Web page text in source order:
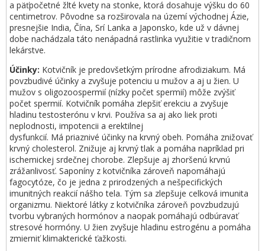
a päťpočetné žlté kvety na stonke, ktorá dosahuje výšku do 60
centimetrov. Pôvodne sa rozširovala na území východnej Ázie,
presnejšie India, Čína, Srí Lanka a Japonsko, kde už v dávnej
dobe nachádzala táto nenápadná rastlinka využitie v tradičnom
lekárstve.
Účinky: Kotvičník je predovšetkým prírodne afrodiziakum. Má
povzbudivé účinky a zvyšuje potenciu u mužov a aj u žien. U
mužov s oligozoospermií (nízky počet spermií) môže zvýšiť
počet spermií. Kotvičník pomáha zlepšiť erekciu a zvyšuje
hladinu testosterónu v krvi. Používa sa aj ako liek proti
neplodnosti, impotencii a erektilnej
dysfunkcií. Má priaznivé účinky na krvný obeh. Pomáha znižovať
krvný cholesterol. Znižuje aj krvný tlak a pomáha napríklad pri
ischemickej srdečnej chorobe. Zlepšuje aj zhoršenú krvnú
zrážanlivosť. Saponíny z kotvičníka zároveň napomáhajú
fagocytóze, čo je jedna z prirodzených a nešpecifických
imunitných reakcií nášho tela. Tým sa zlepšuje celková imunita
organizmu. Niektoré látky z kotvičníka zároveň povzbudzujú
tvorbu vybraných hormónov a naopak pomáhajú odbúravať
stresové hormóny. U žien zvyšuje hladinu estrogénu a pomáha
zmierniť klimakterické ťažkosti.